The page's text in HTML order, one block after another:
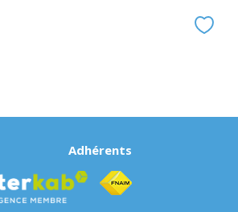
Adhérents